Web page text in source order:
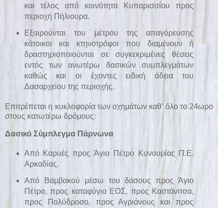
και τέλος από κοινότητα Κυπαρισσίου προς
περιοχή Πήλιουρα.
Εξαιρούνται του μέτρου της απαγόρευσης
κάτοικοι και κτηνοτρόφοι που διαμένουν ή
δραστηριοποιούνται σε συγκεκριμένες θέσεις
εντός των ανωτέρω δασικών συμπλεγμάτων
καθώς και οι έχοντες ειδική άδεια του
Δασαρχείου της περιοχής.
Επιτρέπεται η κυκλοφορία των οχημάτων καθ’ όλο το 24ωρο
στους κατωτέρω δρόμους:
Δασικό Σύμπλεγμα Πάρνωνα
Από Καρυές προς Άγιο Πέτρο Κυνουρίας Π.Ε.
Αρκαδίας.
Από Βαμβακού μέσω του δάσους προς Άγιο
Πέτρο, προς καταφύγιο ΕΟΣ, προς Καστάνιτσα,
προς Πολύδροσο, προς Αγριάνους και προς